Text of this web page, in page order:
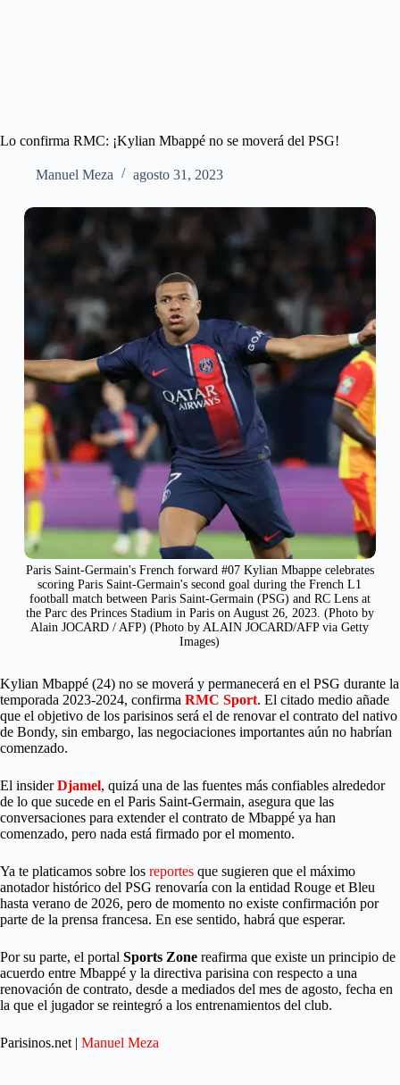
Lo confirma RMC: ¡Kylian Mbappé no se moverá del PSG!
Manuel Meza agosto 31, 2023
Paris Saint-Germain's French forward #07 Kylian Mbappe celebrates
scoring Paris Saint-Germain's second goal during the French L1
football match between Paris Saint-Germain (PSG) and RC Lens at
the Parc des Princes Stadium in Paris on August 26, 2023. (Photo by
Alain JOCARD / AFP) (Photo by ALAIN JOCARD/AFP via Getty
Images)
Kylian Mbappé (24) no se moverá y permanecerá en el PSG durante la
temporada 2023-2024, confirma RMC Sport. El citado medio añade
que el objetivo de los parisinos será el de renovar el contrato del nativo
de Bondy, sin embargo, las negociaciones importantes aún no habrían
comenzado.
El insiderDjamel, quizá una de las fuentes más confiables alrededor
de lo que sucede en el Paris Saint-Germain, asegura que las
conversaciones para extender el contrato de Mbappé ya han
comenzado, pero nada está firmado por el momento.
Ya te platicamos sobre los reportes que sugieren que el máximo
anotador histórico del PSG renovaría con la entidad Rouge et Bleu
hasta verano de 2026, pero de momento no existe confirmación por
parte de la prensa francesa. En ese sentido, habrá que esperar.
Por su parte, el portal Sports Zone reafirma que existe un principio de
acuerdo entre Mbappé y la directiva parisina con respecto a una
renovación de contrato, desde a mediados del mes de agosto, fecha en
la que el jugador se reintegró a los entrenamientos del club.
Parisinos.net | Manuel Meza